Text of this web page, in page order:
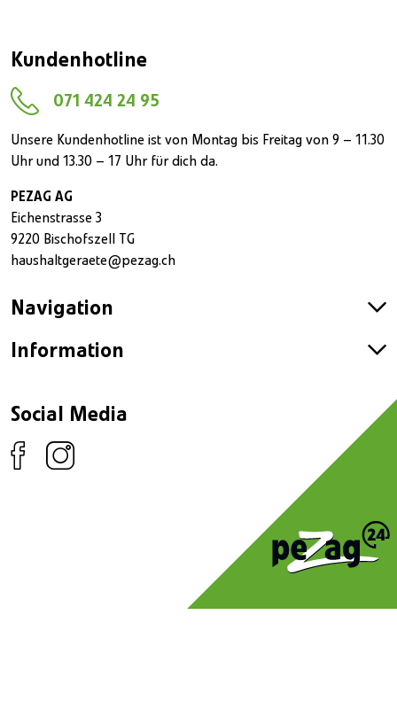
Kundenhotline
071 424 24 95
Unsere Kundenhotline ist von Montag bis Freitag von 9 – 11.30
Uhr und 13.30 – 17 Uhr für dich da.
PEZAG AG
Eichenstrasse 3
9220 Bischofszell TG
haushaltgeraete@pezag.ch
Navigation
Information
Social Media